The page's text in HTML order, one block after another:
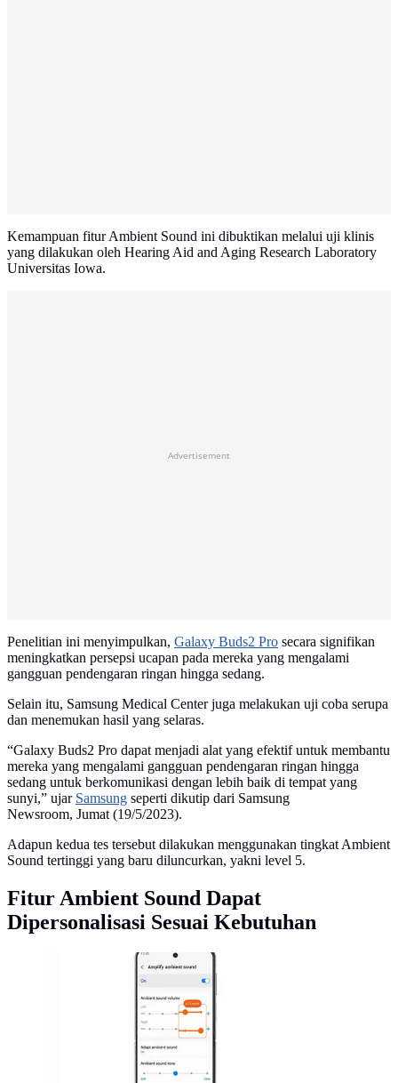
Kemampuan fitur Ambient Sound ini dibuktikan melalui uji klinis
yang dilakukan oleh Hearing Aid and Aging Research Laboratory
Universitas Iowa.
Advertisement
Penelitian ini menyimpulkan, Galaxy Buds2 Pro secara signifikan
meningkatkan persepsi ucapan pada mereka yang mengalami
gangguan pendengaran ringan hingga sedang.
Selain itu, Samsung Medical Center juga melakukan uji coba serupa
dan menemukan hasil yang selaras.
“Galaxy Buds2 Pro dapat menjadi alat yang efektif untuk membantu
mereka yang mengalami gangguan pendengaran ringan hingga
sedang untuk berkomunikasi dengan lebih baik di tempat yang
sunyi,” ujar Samsung seperti dikutip dari Samsung
Newsroom, Jumat (19/5/2023).
Adapun kedua tes tersebut dilakukan menggunakan tingkat Ambient
Sound tertinggi yang baru diluncurkan, yakni level 5.
Fitur Ambient Sound Dapat
Dipersonalisasi Sesuai Kebutuhan
Pembaruan fitur Ambient Sound di Samsung Galaxy
Buds2 Pro. (Doc. Samsung)